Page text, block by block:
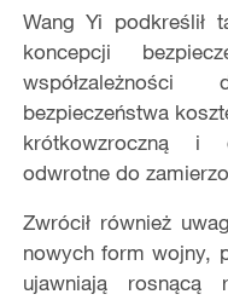
Wang Yi podkreślił
koncepcji
bezpieczeństwa
krótkowzroczną i
odwrotne do
Zwrócił również
nowych form wojny,
ujawniają rosnącą